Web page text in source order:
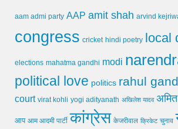
aam admi party AAP amit shah arvind
congress cricket hindi poetry local
elections mahatma gandhi modi
political love politics rahul
court virat kohli yogi adityanath अखिलेश यादव
आप आम आदमी पार्टी कांग्रेस केजरीवाल क्रिकेट चुनाव